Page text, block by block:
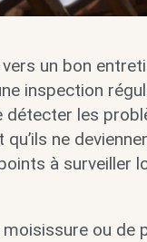
un bon
inspection
détecter les
ne
à surveiller
moisissure ou de